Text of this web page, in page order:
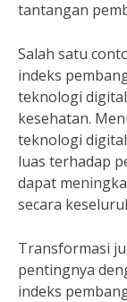
tantangan
Salah satu
indeks
teknologi
kesehatan.
teknologi
luas terhadap
dapat
secara
Transformasi
pentingnya
indeks